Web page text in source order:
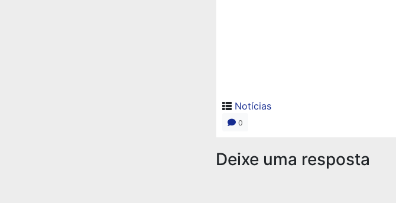
Notícias
0
Deixe uma resposta